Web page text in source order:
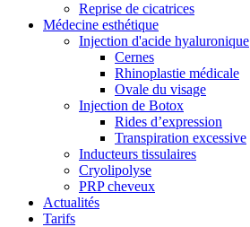
Reprise de cicatrices
Médecine esthétique
Injection d'acide hyaluronique
Cernes
Rhinoplastie médicale
Ovale du visage
Injection de Botox
Rides d’expression
Transpiration excessive
Inducteurs tissulaires
Cryolipolyse
PRP cheveux
Actualités
Tarifs